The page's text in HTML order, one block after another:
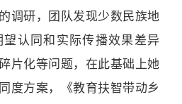
调研，团队发现少数民族地
望认同和实际传播效果差异
片化等问题，在此基础上她
度方案，《教育扶智带动乡